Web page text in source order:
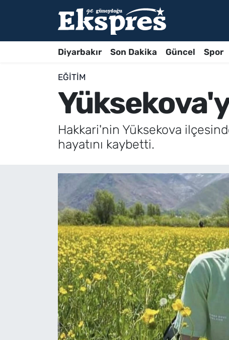
Diyarbakır Son Dakika Güncel Spor
EĞITIM
Hakkari'nin Yüksekova
hayatını kaybetti.